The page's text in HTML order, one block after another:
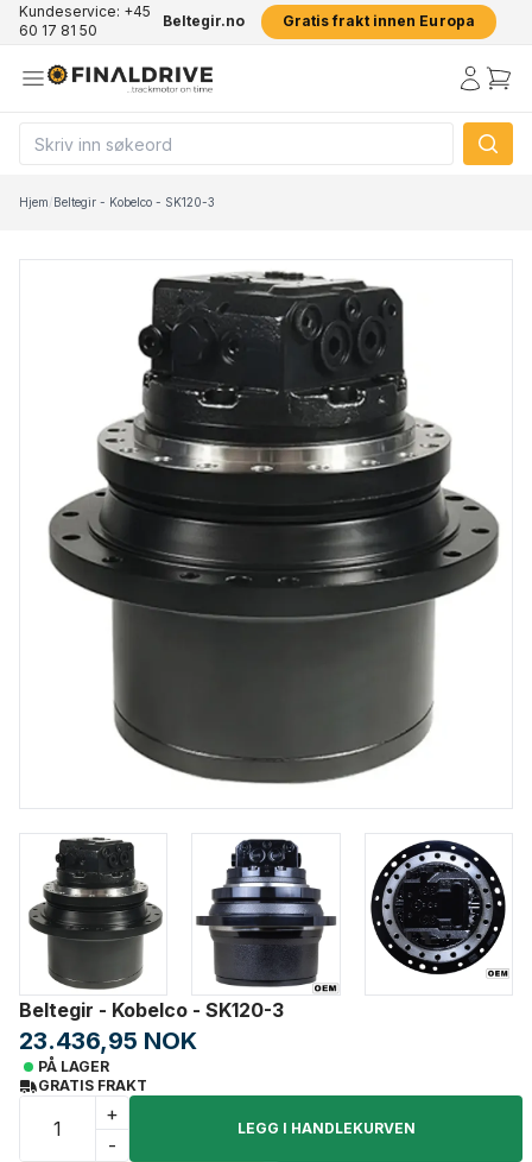
Kundeservice: +45
60 17 81 50
Beltegir.no Gratis frakt innen Europa
Hjem/Beltegir - Kobelco - SK120-3
Beltegir - Kobelco - SK120-3
23.436,95 NOK
PÅ LAGER
GRATIS FRAKT
+
-
LEGG I HANDLEKURVEN